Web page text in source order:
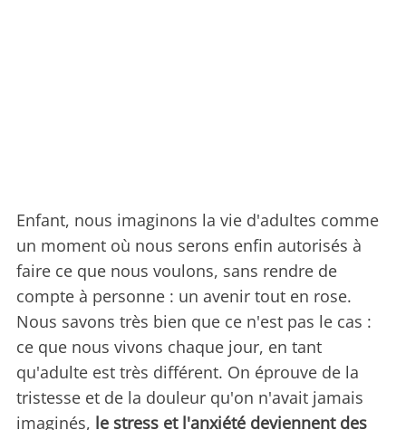
Enfant, nous imaginons la vie d'adultes comme
un moment où nous serons enfin autorisés à
faire ce que nous voulons, sans rendre de
compte à personne : un avenir tout en rose.
Nous savons très bien que ce n'est pas le cas :
ce que nous vivons chaque jour, en tant
qu'adulte est très différent. On éprouve de la
tristesse et de la douleur qu'on n'avait jamais
imaginés, le stress et l'anxiété deviennent des